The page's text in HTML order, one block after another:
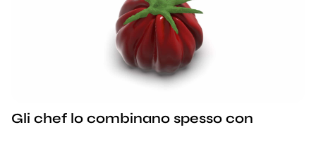
Gli chef lo combinano spesso con